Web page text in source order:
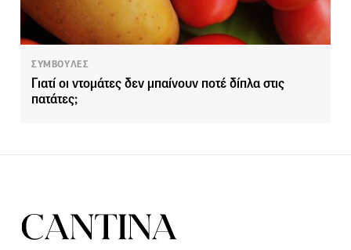
ΣΥΜΒΟΥΛΕΣ
Γιατί οι ντομάτες δεν μπαίνουν ποτέ δίπλα στις
πατάτες;